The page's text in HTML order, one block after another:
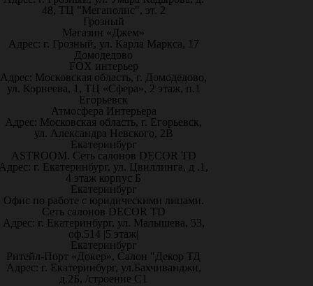
48, ТЦ "Мегаполис", эт. 2
Грозный
Магазин «Джем»
Адрес: г. Грозный, ул. Карла Маркса, 17
Домодедово
FOX интерьер
Адрес: Московская область, г. Домодедово,
ул. Корнеева, 1, ТЦ «Сфера», 2 этаж, п.1
Егорьевск
Атмосфера Интерьера
Адрес: Московская область, г. Егорьевск,
ул. Александра Невского, 2В
Екатеринбург
ASTROOM. Сеть салонов DECOR TD
г. Екатеринбург, ул. Цвиллинга, д .1,
4 этаж корпус Б
Екатеринбург
Офис по работе с юридическими лицами.
Сеть салонов DECOR TD
Адрес: г. Екатеринбург, ул. Малышева, 53,
оф.514 |5 этаж|
Екатеринбург
Ритейл-Порт «Докер», Салон "Декор ТД
Адрес: г. Екатеринбург, ул.Бахчиванджи,
д.2Б, /строение С1